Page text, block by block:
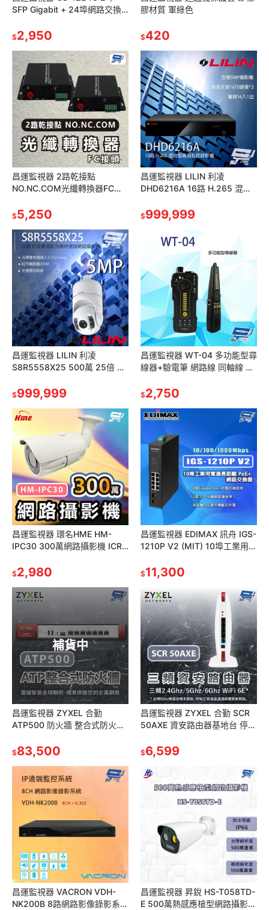
SFP Gigabit + 24埠網路交換
$2,950
膠材質 軍綠色
$420
昌運監視器 2路乾接點
NO.NC.COM光纖轉換器FC接
$5,250
昌運監視器 LILIN 利凌
DHD6216A 16路 H.265 混合
碟 請來電洽詢
$999,999
昌運監視器 LILIN 利凌
S8R5558X25 500萬 25倍 紅
音 請來電洽詢
$999,999
昌運監視器 WT-04 多功能型尋
線器+驗電筆 網路線 同軸線 電
輸出
$2,750
昌運監視器 環名HME HM-
IPC30 300萬網路攝影機 ICR
夜監控偵測距離30M
$2,980
昌運監視器 EDIMAX 訊舟 IGS-
1210P V2 (MIT) 10埠工業用寬
$11,300
補貨中
昌運監視器 ZYXEL 合勤
ATP500 防火牆 整合式防火牆
$83,500
昌運監視器 ZYXEL 合勤 SCR
50AXE 資安路由器基地台 停產
$6,599
昌運監視器 VACRON VDH-
NK200B 8路網路影像錄影系統
昌運監視器 昇銳 HS-T058TD-
E 500萬熱感應槍型網路攝影機